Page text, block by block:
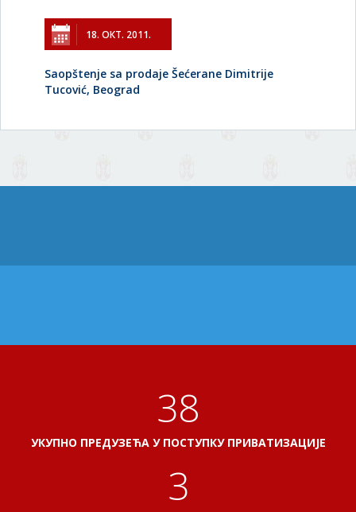
18. ОКТ. 2011.
Saopštenje sa prodaje Šećerane Dimitrije
Tucović, Beograd
41
УКУПНО ПРЕДУЗЕЋА У ПОСТУПКУ ПРИВАТИЗАЦИЈЕ
3